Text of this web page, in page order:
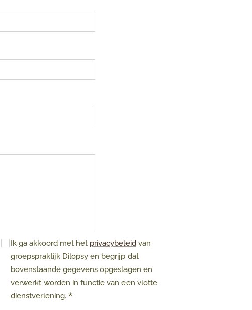
Ik ga akkoord met het privacybeleid van
groepspraktijk Dilopsy en begrijp dat
bovenstaande gegevens opgeslagen en
verwerkt worden in functie van een vlotte
dienstverlening.